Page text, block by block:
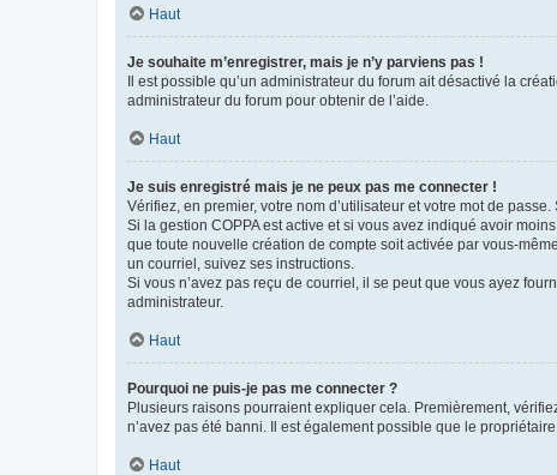
Haut
Je souhaite m’enregistrer, mais je n’y parviens pas !
Il est possible qu’un administrateur du forum ait désactivé la
administrateur du forum pour obtenir de l’aide.
Haut
Je suis enregistré mais je ne peux pas me connecter !
Vérifiez, en premier, votre nom d’utilisateur et votre mot de
Si la gestion COPPA est active et si vous avez indiqué avoir
que toute nouvelle création de compte soit activée par vous-
un courriel, suivez ses instructions.
Si vous n’avez pas reçu de courriel, il se peut que vous ayez
administrateur.
Haut
Pourquoi ne puis-je pas me connecter ?
Plusieurs raisons pourraient expliquer cela. Premièrement,
n’avez pas été banni. Il est également possible que le
Haut